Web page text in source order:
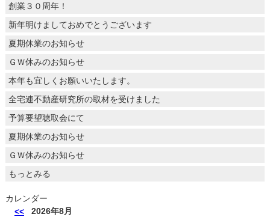
創業３０周年！
新年明けましておめでとうございます
夏期休業のお知らせ
ＧＷ休みのお知らせ
本年も宜しくお願いいたします。
全宅連不動産研究所の取材を受けました
予算要望聴取会にて
夏期休業のお知らせ
ＧＷ休みのお知らせ
もっとみる
カレンダー
<<
2026年8月